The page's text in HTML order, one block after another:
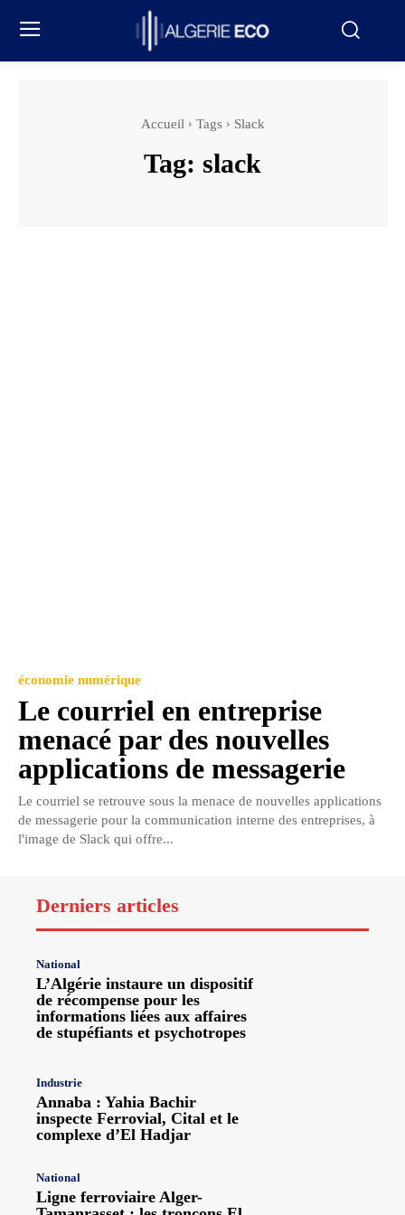
Accueil Tags Slack
Tag: slack
économie numérique
Le courriel en entreprise
menacé par des nouvelles
applications de messagerie
Le courriel se retrouve sous la menace de nouvelles applications
de messagerie pour la communication interne des entreprises, à
l'image de Slack qui offre...
Derniers articles
National
L’Algérie instaure un dispositif
de récompense pour les
informations liées aux affaires
de stupéfiants et psychotropes
Industrie
Annaba : Yahia Bachir
inspecte Ferrovial, Cital et le
complexe d’El Hadjar
National
Ligne ferroviaire Alger-